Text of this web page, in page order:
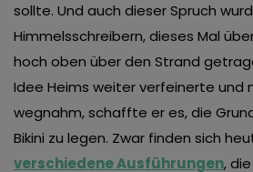
sollte. Und auch dieser Spruch
Himmelsschreibern, dieses Mal
hoch oben über den Strand
Idee Heims weiter verfeinerte und
wegnahm, schaffte er es, die
Bikini zu legen. Zwar finden sich
verschiedene Ausführungen,